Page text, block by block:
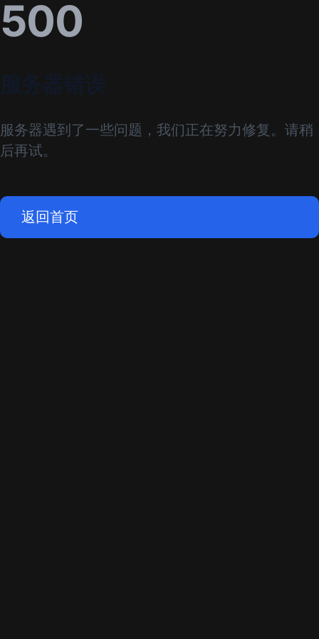
500
服务器遇到了一些问题，我们正在努力修复。请稍
后再试。
返回首页